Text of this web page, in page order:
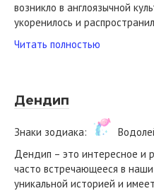
возникло в англоязычной
укоренилось и
Читать полностью
Дендип
Знаки зодиака:
Дендип – это интересное и
часто встречающееся в
уникальной историей и